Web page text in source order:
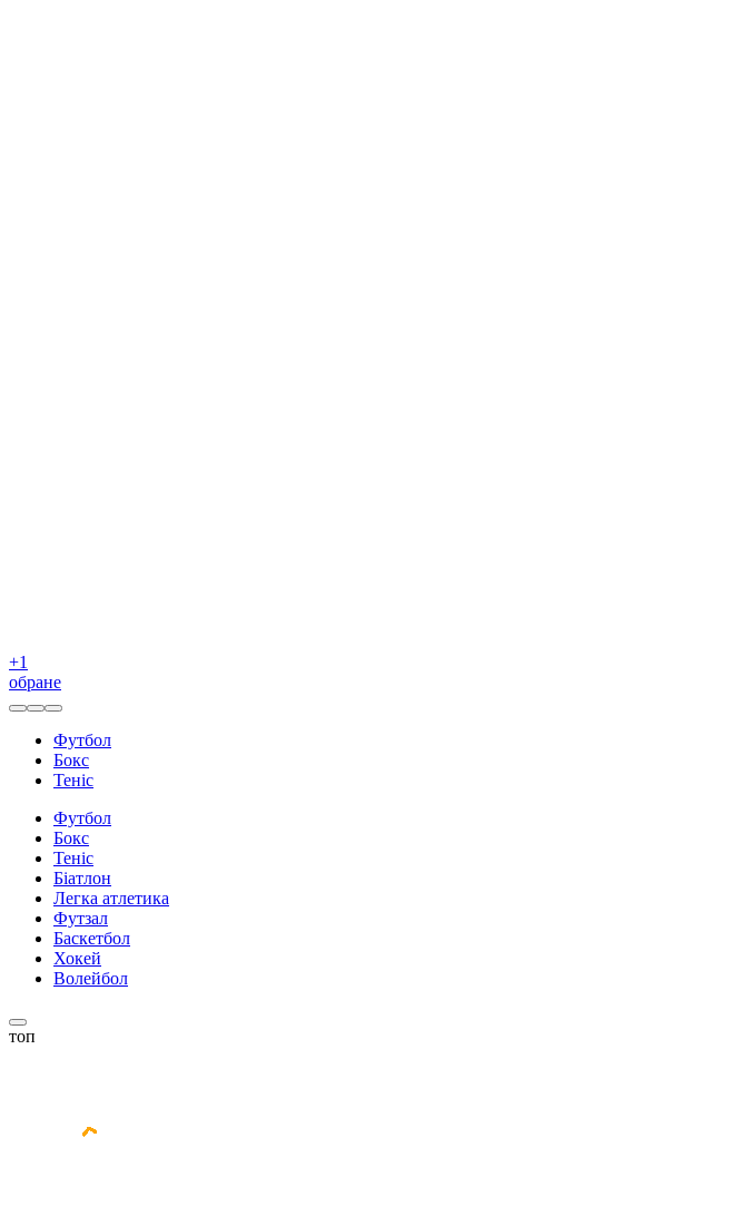
+1
обране
Футбол
Бокс
Теніс
Футбол
Бокс
Теніс
Біатлон
Легка атлетика
Футзал
Баскетбол
Хокей
Волейбол
топ